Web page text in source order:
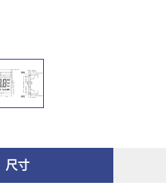
尺寸